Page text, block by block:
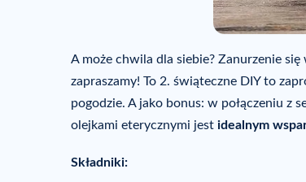
A może chwila dla siebie? Zanurzenie
zapraszamy! To 2. świąteczne DIY to
pogodzie. A jako bonus: w połączeniu z
olejkami eterycznymi jest idealnym
Składniki: